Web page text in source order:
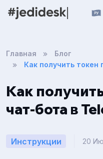
Главная
Блог
Как получить токен
Как
чат-бота в
Инструкции 20